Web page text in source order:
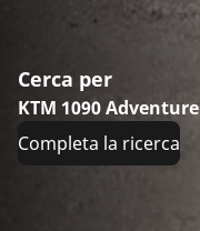
Cerca per
KTM 1090 Adventure
Completa la ricerca